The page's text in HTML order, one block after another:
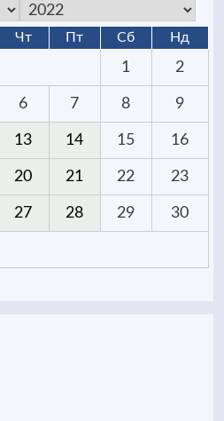
Чт Пт Сб Нд
1 2
6 7 8 9
13 14 15 16
20 21 22 23
27 28 29 30